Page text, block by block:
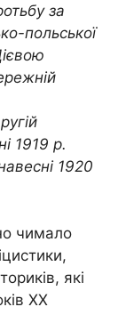
за
польської
1919 р.
1920
чимало
які
ХХ